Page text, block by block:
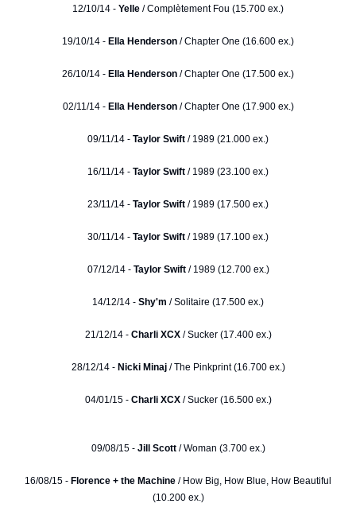
12/10/14 - Yelle / Complètement Fou (15.700 ex.)
19/10/14 - Ella Henderson / Chapter One (16.600 ex.)
26/10/14 - Ella Henderson / Chapter One (17.500 ex.)
02/11/14 - Ella Henderson/ Chapter One (17.900 ex.)
09/11/14 - Taylor Swift / 1989 (21.000 ex.)
16/11/14 - Taylor Swift / 1989 (23.100 ex.)
23/11/14 - Taylor Swift / 1989 (17.500 ex.)
30/11/14 - Taylor Swift / 1989 (17.100 ex.)
07/12/14 - Taylor Swift/ 1989 (12.700 ex.)
14/12/14 - Shy'm / Solitaire (17.500 ex.)
21/12/14 - Charli XCX/ Sucker (17.400 ex.)
28/12/14 -Nicki Minaj/ The Pinkprint (16.700 ex.)
04/01/15 - Charli XCX/ Sucker (16.500 ex.)
09/08/15 - Jill Scott / Woman (3.700 ex.)
16/08/15 - Florence + the Machine / How Big, How Blue, How Beautiful
(10.200 ex.)